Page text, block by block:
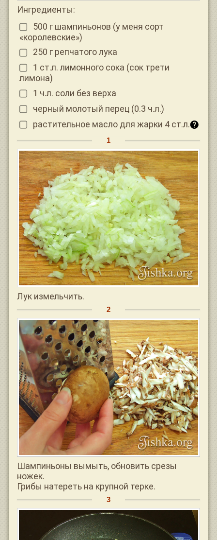
Ингредиенты:
500 г шампиньонов (у меня сорт
«королевские»)
250 г репчатого лука
1 ст.л. лимонного сока (сок трети
лимона)
1 ч.л. соли без верха
черный молотый перец (0.3 ч.л.)
растительное масло для жарки 4 ст.л.
Лук измельчить.
Шампиньоны вымыть, обновить срезы
ножек.
Грибы натереть на крупной терке.